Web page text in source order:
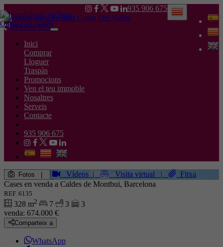
935 906 675
935 906 675
Toggle
Inici
Comprar
Lloguer
Traspàs
Promocions
Ven el teu immoble
Nosaltres
Serveis
Contacte
935 906 675
Fotos Vídeos | Visita virtual |
Fitxa
Cases en venda a Caldes de Montbui, Barcelona
REF. 6135
328 m2 7 3
3
venda: 674.000 €
Comparteix a
WhatsApp